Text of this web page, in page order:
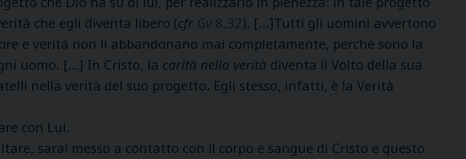
che egli diventa libero (cfr Gv8,32). […]Tutti gli uomini avvertono
e verità non li abbandonano mai completamente, perché sono la
uomo. […] In Cristo, la carità nella verità diventa il Volto della sua
nella verità del suo progetto. Egli stesso, infatti, è la Verità
con Lui.
sarai messo a contatto con il corpo e sangue di Cristo e questo